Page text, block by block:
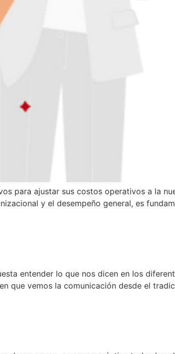
para ajustar sus costos operativos a la
y el desempeño general, es
entender lo que nos dicen en los
que vemos la comunicación desde el